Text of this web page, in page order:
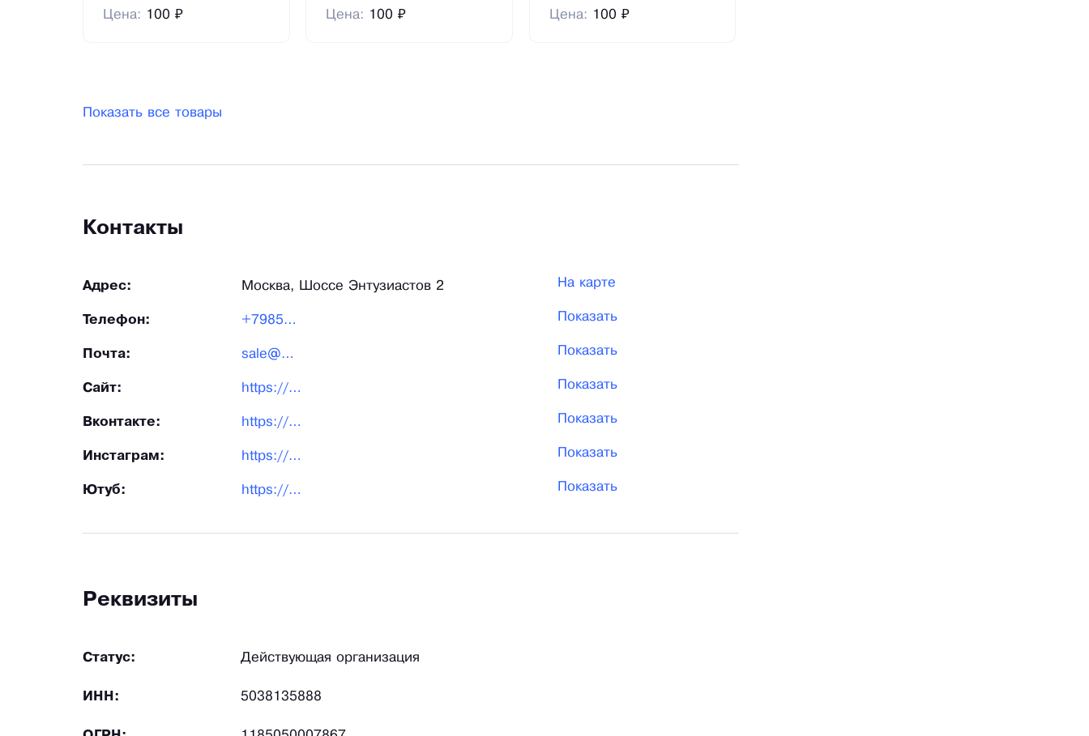
Цена: 100 ₽ Цена: 100 ₽ Цена: 100 ₽
Показать все товары
Контакты
Адрес: Москва, Шоссе Энтузиастов 2 На карте
Телефон: +79859747272 Показать
Почта: sale@pdpack.ru Показать
Сайт: https://pdpack.ru Показать
Вконтакте: https://vk.com/pdpack Показать
Инстаграм: https://instagram.com/pd_pack_ru Показать
Ютуб: https://www.youtube.com/@pdpack_ru Показать
Реквизиты
Статус: Действующая организация
ИНН: 5038135888